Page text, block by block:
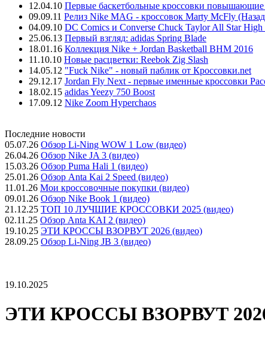
12.04.10 Первые баскетбольные кроссовки
09.09.11 Релиз Nike MAG - кроссовок Marty McFly
04.09.10 DC Comics и Converse Chuck Taylor All Star High
25.06.13 Первый взгляд: adidas Spring Blade
18.01.16 Коллекция Nike + Jordan Basketball BHM 2016
11.10.10 Новые расцветки: Reebok Zig Slash
14.05.12 "Fuck Nike" - новый паблик от Кроссовки.net
29.12.17 Jordan Fly Next - первые именные кроссовки
18.02.15 adidas Yeezy 750 Boost
17.09.12 Nike Zoom Hyperchaos
Последние новости
05.07.26 Обзор Li-Ning WOW 1 Low (видео)
26.04.26 Обзор Nike JA 3 (видео)
15.03.26 Обзор Puma Hali 1 (видео)
25.01.26 Обзор Anta Kai 2 Speed (видео)
11.01.26 Мои кроссовочные покупки (видео)
09.01.26 Обзор Nike Book 1 (видео)
21.12.25 ТОП 10 ЛУЧШИЕ КРОССОВКИ 2025 (видео)
02.11.25 Обзор Anta KAI 2 (видео)
19.10.25 ЭТИ КРОССЫ ВЗОРВУТ 2026 (видео)
28.09.25 Обзор Li-Ning JB 3 (видео)
19.10.2025
ЭТИ КРОССЫ ВЗОРВУТ 2026